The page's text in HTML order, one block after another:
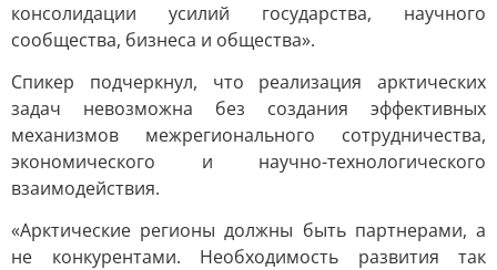
консолидации усилий государства, научного
сообщества, бизнеса и общества».
Спикер подчеркнул, что реализация арктических
задач невозможна без создания эффективных
механизмов межрегионального сотрудничества,
экономического и научно-технологического
взаимодействия.
«Арктические регионы должны быть партнерами, а
не конкурентами. Необходимость развития так